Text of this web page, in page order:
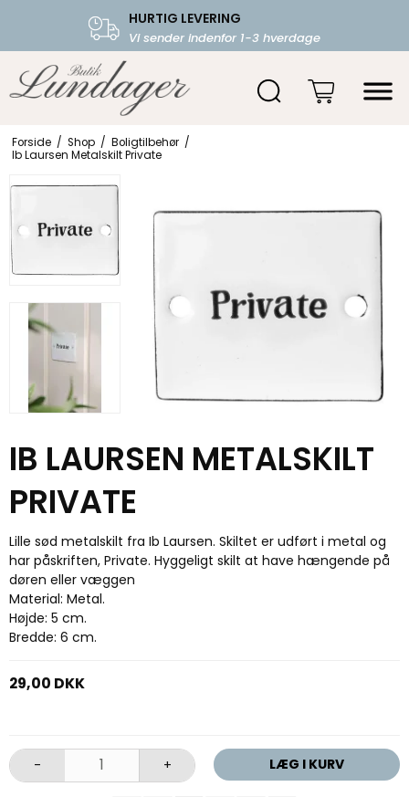
HURTIG LEVERING
Vi sender indenfor 1-3 hverdage
FRI FRAGT OVER 599.-
Starter fra 39,-
Forside / Shop / Boligtilbehør /
Ib Laursen Metalskilt Private
IB LAURSEN METALSKILT
PRIVATE
Lille sød metalskilt fra Ib Laursen. Skiltet er udført i metal og
har påskriften, Private. Hyggeligt skilt at have hængende på
døren eller væggen
Material: Metal.
Højde: 5 cm.
Bredde: 6 cm.
29,00 DKK
- + LÆG I KURV